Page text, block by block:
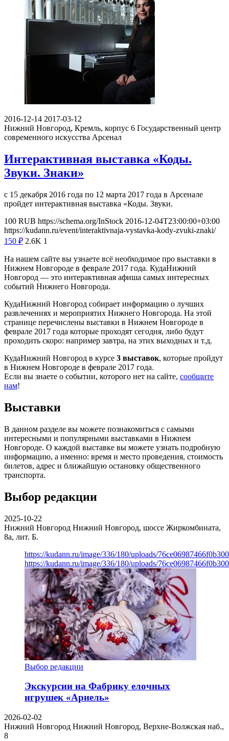
2016-12-14 2017-03-12
Нижний Новгород, Кремль, корпус 6 Государственный центр
современного искусства Арсенал
Интерактивная выставка «Коды.
Звуки. Знаки»
с 15 декабря 2016 года по 12 марта 2017 года в Арсенале
пройдет интерактивная выставка «Коды. Звуки.
100 RUB https://schema.org/InStock 2016-12-04T23:00:00+03:00
https://kudann.ru/event/interaktivnaja-vystavka-kody-zvuki-znaki/
150 ₽ 2.6K 1
На нашем сайте вы узнаете всё необходимое про выставки в
Нижнем Новгороде в феврале 2017 года. КудаНижний
Новгород — это интерактивная афиша самых интересных
событий Нижнего Новгорода.
КудаНижний Новгород собирает информацию о лучших
развлечениях и мероприятих Нижнего Новгорода. На этой
странице перечислены выставки в Нижнем Новгороде в
феврале 2017 года которые проходят сегодня, либо будут
проходить скоро: например завтра, на этих выходных и т.д.
КудаНижний Новгород в курсе 3 выставок, которые пройдут
в Нижнем Новгороде в феврале 2017 года.
Если вы знаете о событии, которого нет на сайте, сообщите
нам!
Выставки
В данном разделе вы можете познакомиться с самыми
интересными и популярными выставками в Нижнем
Новгороде. О каждой выставке вы можете узнать подробную
информацию, а именно: время и место проведения, стоимость
билетов, адрес и ближайшую остановку общественного
транспорта.
Выбор редакции
2025-10-22
Нижний Новгород Нижний Новгород, шоссе Жиркомбината,
8а, лит. Б.
https://kudann.ru/image/336/180/uploads/
https://kudann.ru/image/336/180/uploads/
Выбор редакции
Экскурсии на Фабрику елочных
игрушек «Ариель»
2026-02-02
Нижний Новгород Нижний Новгород, Верхне-Волжская наб.,
8